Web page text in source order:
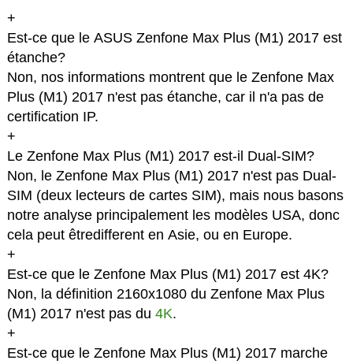
+
Est-ce que le ASUS Zenfone Max Plus (M1) 2017 est
étanche?
Non, nos informations montrent que le Zenfone Max
Plus (M1) 2017 n'est pas étanche, car il n'a pas de
certification IP.
+
Le Zenfone Max Plus (M1) 2017 est-il Dual-SIM?
Non, le Zenfone Max Plus (M1) 2017 n'est pas Dual-
SIM (deux lecteurs de cartes SIM), mais nous basons
notre analyse principalement les modèles USA, donc
cela peut êtredifferent en Asie, ou en Europe.
+
Est-ce que le Zenfone Max Plus (M1) 2017 est 4K?
Non, la définition 2160x1080 du Zenfone Max Plus
(M1) 2017 n'est pas du 4K.
+
Est-ce que le Zenfone Max Plus (M1) 2017 marche